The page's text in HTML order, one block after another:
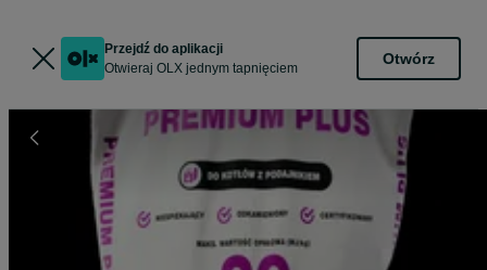
Przejdź do aplikacji
Otwieraj OLX jednym tapnięciem
Otwórz